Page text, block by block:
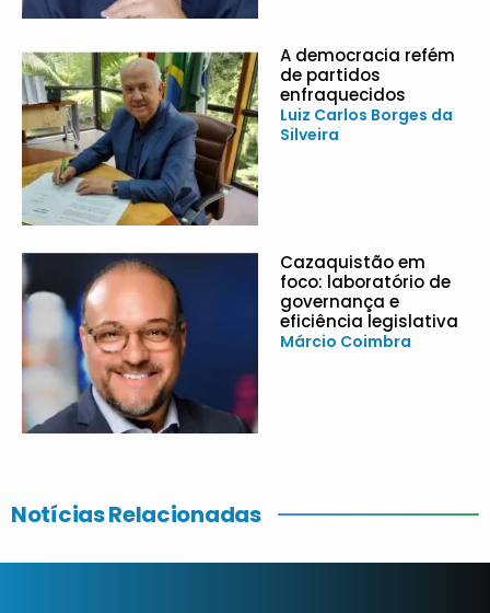
A democracia refém
de partidos
enfraquecidos
Luiz Carlos Borges da
Silveira
Cazaquistão em
foco: laboratório de
governança e
eficiência legislativa
Márcio Coimbra
Notícias Relacionadas